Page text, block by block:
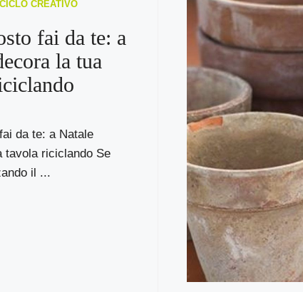
CREATIVO
fai da te: a
la tua
da te: a Natale
tavola riciclando Se
il ...